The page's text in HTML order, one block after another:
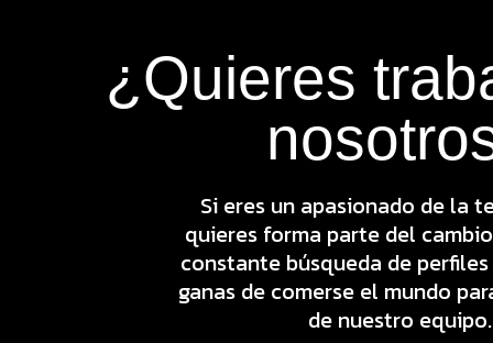
¿Quieres
Si eres un apasionado de la
quieres forma parte del
constante búsqueda de
ganas de comerse el mundo
de nuestro equipo.
Programa